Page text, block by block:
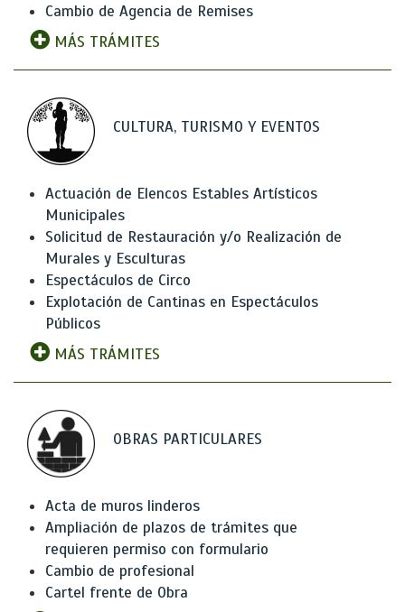
Cambio de Agencia de Remises
MÁS TRÁMITES
CULTURA, TURISMO Y EVENTOS
Actuación de Elencos Estables Artísticos
Municipales
Solicitud de Restauración y/o Realización de
Murales y Esculturas
Espectáculos de Circo
Explotación de Cantinas en Espectáculos
Públicos
MÁS TRÁMITES
OBRAS PARTICULARES
Acta de muros linderos
Ampliación de plazos de trámites que
requieren permiso con formulario
Cambio de profesional
Cartel frente de Obra